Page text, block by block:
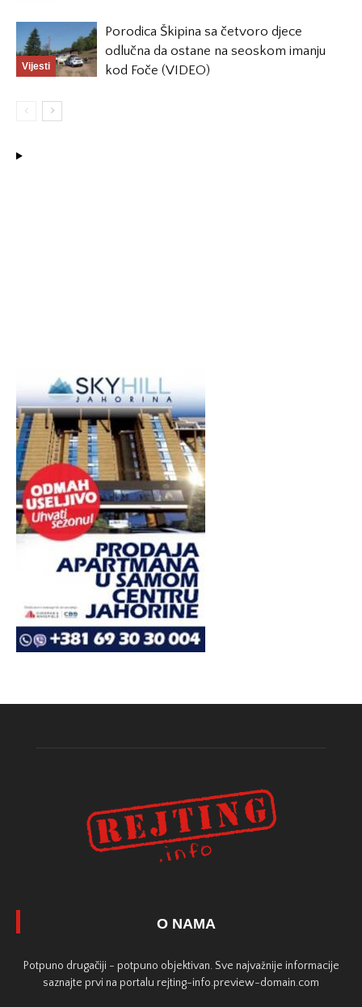
Vijesti
Porodica Škipina sa četvoro djece
odlučna da ostane na seoskom imanju
kod Foče (VIDEO)
O NAMA
Potpuno drugačiji - potpuno objektivan. Sve najvažnije informacije
saznajte prvi na portalu rejting-info.preview-domain.com